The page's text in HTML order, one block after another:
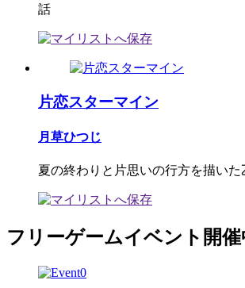
話
片恋スターマイン
月草ひつじ
夏の終わりと片思いの行方を描いた
フリーゲームイベント開催